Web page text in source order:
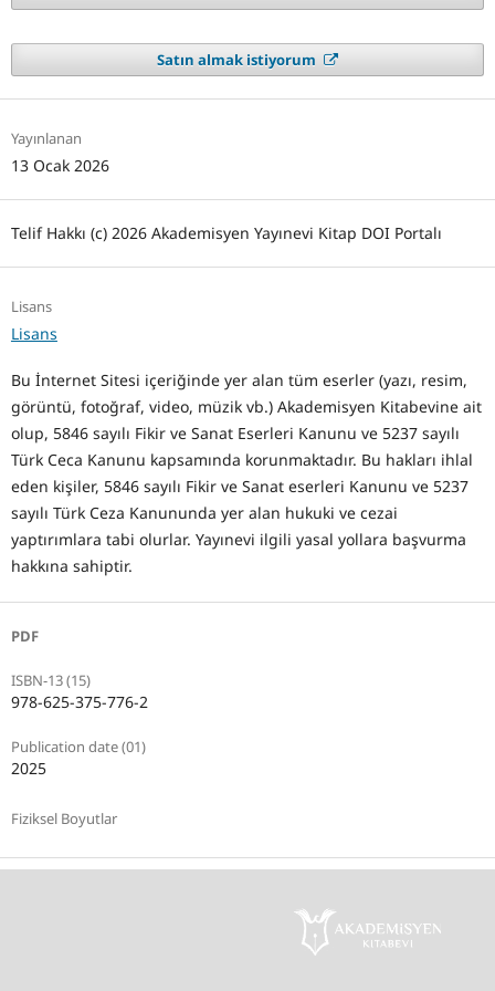
Satın almak istiyorum
Yayınlanan
13 Ocak 2026
Telif Hakkı (c) 2026 Akademisyen Yayınevi Kitap DOI Portalı
Lisans
Lisans
Bu İnternet Sitesi içeriğinde yer alan tüm eserler (yazı, resim,
görüntü, fotoğraf, video, müzik vb.) Akademisyen Kitabevine ait
olup, 5846 sayılı Fikir ve Sanat Eserleri Kanunu ve 5237 sayılı
Türk Ceca Kanunu kapsamında korunmaktadır. Bu hakları ihlal
eden kişiler, 5846 sayılı Fikir ve Sanat eserleri Kanunu ve 5237
sayılı Türk Ceza Kanununda yer alan hukuki ve cezai
yaptırımlara tabi olurlar. Yayınevi ilgili yasal yollara başvurma
hakkına sahiptir.
PDF
ISBN-13 (15)
978-625-375-776-2
Publication date (01)
2025
Fiziksel Boyutlar